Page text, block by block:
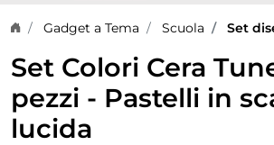
Home page
Gadget a Tema Scuola Set
Set Colori Cera
pezzi - Pastelli in
lucida